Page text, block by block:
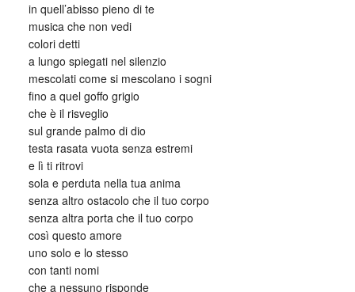
in quell’abisso pieno di te
musica che non vedi
colori detti
a lungo spiegati nel silenzio
mescolati come si mescolano i sogni
fino a quel goffo grigio
che è il risveglio
sul grande palmo di dio
testa rasata vuota senza estremi
e lì ti ritrovi
sola e perduta nella tua anima
senza altro ostacolo che il tuo corpo
senza altra porta che il tuo corpo
così questo amore
uno solo e lo stesso
con tanti nomi
che a nessuno risponde